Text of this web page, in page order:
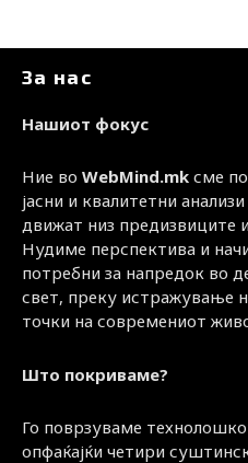
За нас
Нашиот фокус
Ние во WebMind.mk сме
јасни и квалитетни
движат низ предизвиците
Нудиме перспектива и
потребни за напредок во
свет, преку истражување
точки на современиот
Што покриваме?
Го поврзуваме
опфаќајќи четири